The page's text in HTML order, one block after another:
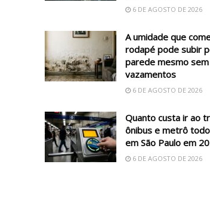
6 DE AGOSTO DE 2026
A umidade que
rodapé pode subir
parede mesmo sem
vazamentos
6 DE AGOSTO DE 2026
Quanto custa ir ao
ônibus e metrô
em São Paulo em
6 DE AGOSTO DE 2026